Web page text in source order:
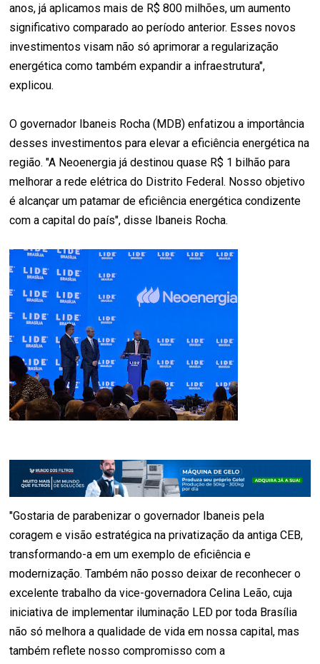
anos, já aplicamos mais de R$ 800 milhões, um aumento
significativo comparado ao período anterior. Esses novos
investimentos visam não só aprimorar a regularização
energética como também expandir a infraestrutura",
explicou.
O governador Ibaneis Rocha (MDB) enfatizou a importância
desses investimentos para elevar a eficiência energética na
região. "A Neoenergia já destinou quase R$ 1 bilhão para
melhorar a rede elétrica do Distrito Federal. Nosso objetivo
é alcançar um patamar de eficiência energética condizente
com a capital do país", disse Ibaneis Rocha.
"Gostaria de parabenizar o governador Ibaneis pela
coragem e visão estratégica na privatização da antiga CEB,
transformando-a em um exemplo de eficiência e
modernização. Também não posso deixar de reconhecer o
excelente trabalho da vice-governadora Celina Leão, cuja
iniciativa de implementar iluminação LED por toda Brasília
não só melhora a qualidade de vida em nossa capital, mas
também reflete nosso compromisso com a